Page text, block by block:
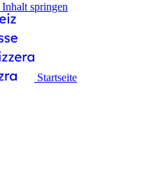
springen
Startseite